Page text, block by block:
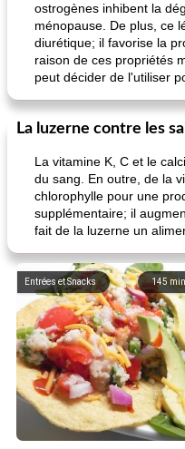
ostrogènes inhibent la
ménopause. De plus, ce
diurétique; il favorise la
raison de ces propriétés
peut décider de l'utiliser
La luzerne contre les
La vitamine K, C et le
du sang. En outre, de la
chlorophylle pour une
supplémentaire; il
fait de la luzerne un
145 min
Entrées et Snacks